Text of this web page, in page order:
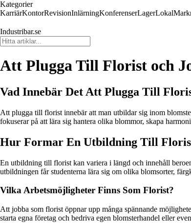
Kategorier
KarriärKontorRevisionInlärningKonferenserLagerLokal
Industribar.se
Att Plugga Till Florist och
Vad Innebär Det Att Plugga Till
Att plugga till florist innebär att man utbildar sig inom
fokuserar på att lära sig hantera olika blommor, skapa
Hur Formar En Utbildning Till
En utbildning till florist kan variera i längd och innehåll
utbildningen får studenterna lära sig om olika blomsorter,
Vilka Arbetsmöjligheter Finns Som Florist?
Att jobba som florist öppnar upp många spännande
starta egna företag och bedriva egen blomsterhandel eller